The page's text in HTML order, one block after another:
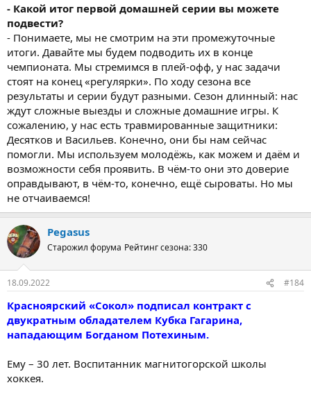
- Какой итог первой домашней серии вы можете
подвести?
- Понимаете, мы не смотрим на эти промежуточные
итоги. Давайте мы будем подводить их в конце
чемпионата. Мы стремимся в плей-офф, у нас задачи
стоят на конец «регулярки». По ходу сезона все
результаты и серии будут разными. Сезон длинный: нас
ждут сложные выезды и сложные домашние игры. К
сожалению, у нас есть травмированные защитники:
Десятков и Васильев. Конечно, они бы нам сейчас
помогли. Мы используем молодёжь, как можем и даём и
возможности себя проявить. В чём-то они это доверие
оправдывают, в чём-то, конечно, ещё сыроваты. Но мы
не отчаиваемся!
Pegasus
Старожил форума Рейтинг сезона: 330
18.09.2022 #184
Красноярский «Сокол» подписал контракт с
двукратным обладателем Кубка Гагарина,
нападающим Богданом Потехиным.
Ему – 30 лет. Воспитанник магнитогорской школы
хоккея.